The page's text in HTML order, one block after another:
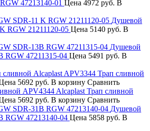
47213140-01 Цена 4972 руб. В
Душевой
RGW 21211120-05 Цена 5140 руб. В
Душевой
RGW 47211315-04 Цена 5491 руб. В
Трап сливной
5692 руб. В корзину Сравнить
Трап сливной
5692 руб. В корзину Сравнить
Душевой
RGW 47213140-04 Цена 5858 руб. В